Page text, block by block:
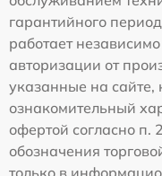
гарантийного
работает
авторизации от
указанные на сайте,
ознакомительный
офертой согласно п.
обозначения
только в